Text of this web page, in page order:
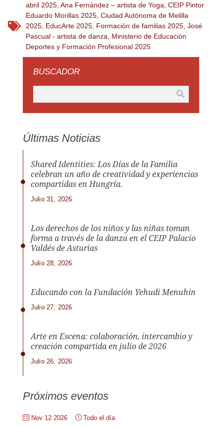
abril 2025, Ana Fernández – artista de Yoga CEIP Pintor
Eduardo Morillas 2025, Ciudad Autónoma de Melilla
2025, EducArte 2025, Formación de familias 2025, José
Pascual - artista de danza
Ministerio de Educación
Deportes y Formación Profesional 2025
BUSCADOR
Últimas Noticias
Shared Identities: Los Días de la Familia
celebran un año de creatividad y experiencias
compartidas en Hungría.
Julio 31, 2026
Los derechos de los niños y las niñas toman
forma a través de la danza en el CEIP Palacio
Valdés de Asturias
Julio 28, 2026
Educando con la Fundación Yehudi Menuhin
Julio 27, 2026
Arte en Escena: colaboración, intercambio y
creación compartida en julio de 2026
Julio 26, 2026
Próximos eventos
Nov 12 2026 Todo el día